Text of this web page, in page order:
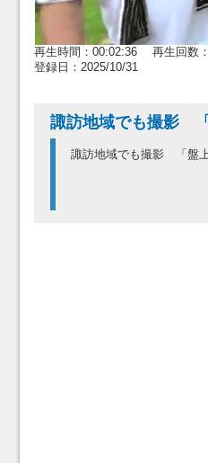
再生時間：00:02:36 再生回数
登録日：2025/10/31
諏訪地域でも撮影
諏訪地域でも撮影 「盤